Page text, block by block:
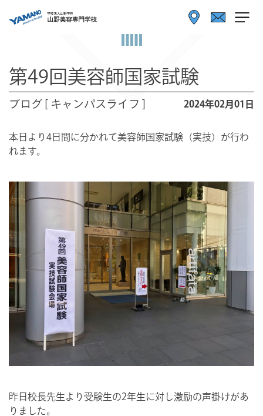
第49回美容師国家試験
ブログ [ キャンパスライフ ] 2024年02月01日
本日より4日間に分かれて美容師国家試験（実技）が行わ
れます。
昨日校長先生より受験生の2年生に対し激励の声掛けがあ
りました。